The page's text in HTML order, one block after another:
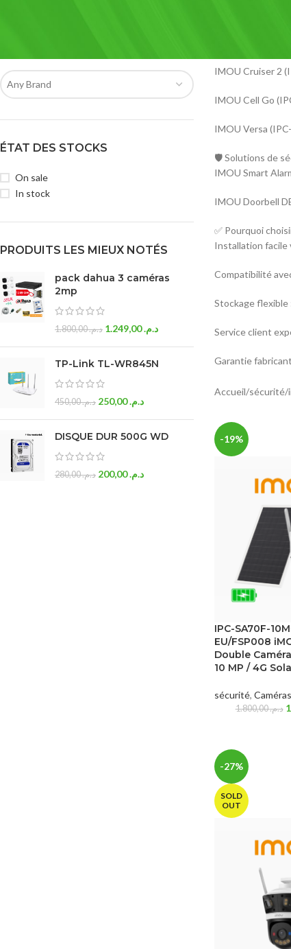
Any Brand
ÉTAT DES STOCKS
On sale
In stock
PRODUITS LES MIEUX NOTÉS
pack dahua 3 caméras
2mp
د.م.1.800,00 د.م.1.249,00
TP-Link TL-WR845N
د.م.450,00 د.م.250,00
DISQUE DUR 500G WD
د.م.280,00 د.م.200,00
IMOU Cruiser 2
IMOU Cell Go
IMOU Versa
🛡️ Solutions de
IMOU Smart
IMOU Doorbell
✅ Pourquoi
Installation facile
Compatibilité
Stockage flexible
Service client
Garantie
Accueil sécurité
-19%
IPC-SA70F-
EU/FSP008
Double
10 MP / 4G
sécurité,
د.م.1.800,00
-27%
SOLD
OUT